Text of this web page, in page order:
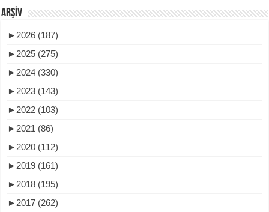
ARŞIV
► 2026 (187)
► 2025 (275)
► 2024 (330)
► 2023 (143)
► 2022 (103)
► 2021 (86)
► 2020 (112)
► 2019 (161)
► 2018 (195)
► 2017 (262)